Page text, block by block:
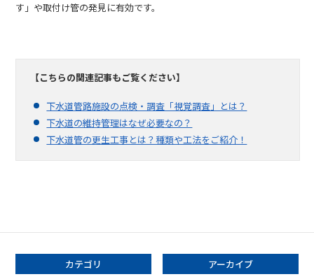
す」や取付け管の発見に有効です。
【こちらの関連記事もご覧ください】
下水道管路施設の点検・調査「視覚調査」とは？
下水道の維持管理はなぜ必要なの？
下水道管の更生工事とは？種類や工法をご紹介！
カテゴリ アーカイブ